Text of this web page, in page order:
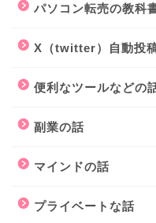
パソコン転売の教科
X（twitter）自動投
便利なツールなどの
副業の話
マインドの話
プライベートな話